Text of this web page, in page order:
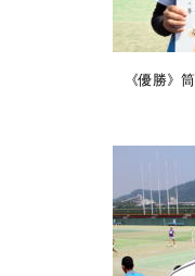
《優勝》